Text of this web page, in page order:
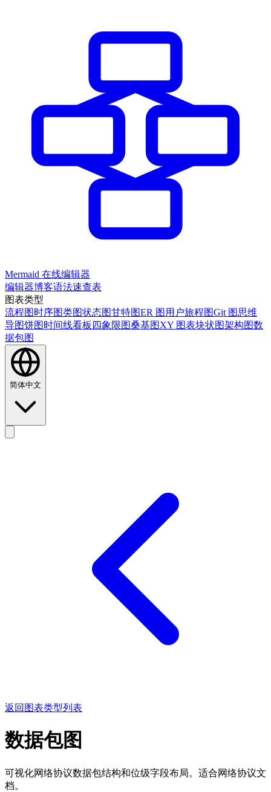
Mermaid 在线编辑器
编辑器博客语法速查表
图表类型
流程图时序图类图状态图甘特图ER 图 用户旅程图Git 图思维
导图饼图时间线看板 四象限图桑基图XY 图表块状图架构图数
据包图
简体中文
返回图表类型列表
数据包图
可视化网络协议数据包结构和位级字段布局。适合网络协议文
档。